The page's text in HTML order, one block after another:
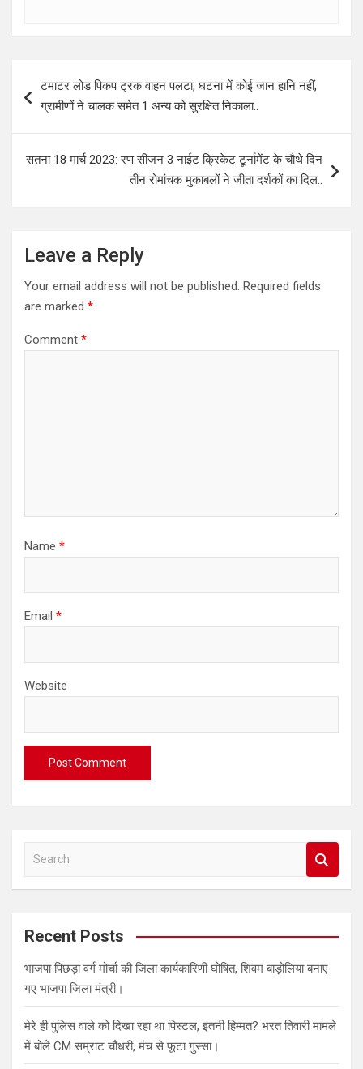
navigation
टमाटर लोड पिकप ट्रक वाहन पलटा, घटना में कोई जान हानि नहीं,
ग्रामीणों ने चालक समेत 1 अन्य को सुरक्षित निकाला..
सतना 18 मार्च 2023: रण सीजन 3 नाईट क्रिकेट टूर्नामेंट के चौथे दिन
तीन रोमांचक मुकाबलों ने जीता दर्शकों का दिल..
Leave a Reply
Your email address will not be published. Required fields
are marked *
Comment *
Name *
Email *
Website
a
c
Recent Posts
भाजपा पिछड़ा वर्ग मोर्चा की जिला कार्यकारिणी घोषित, शिवम बाड़ोलिया बनाए
गए भाजपा जिला मंत्री।
मेरे ही पुलिस वाले को दिखा रहा था पिस्टल, इतनी हिम्मत? भरत तिवारी मामले
में बोले CM सम्राट चौधरी, मंच से फूटा गुस्सा।